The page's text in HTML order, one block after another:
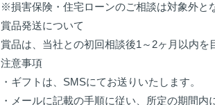
※損害保険・住宅ローンのご相談は対象外と
賞品発送について
賞品は、当社との初回相談後1～2ヶ月以内を
注意事項
・ギフトは、SMSにてお送りいたします。
・メールに記載の手順に従い、所定の期間内